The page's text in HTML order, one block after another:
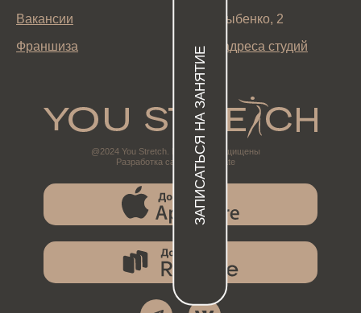
Вакансии
Франшиза
ул. Дыбенко, 2
Все адреса студий
@2024 You Stretch. Все права защищены
Разработка сайтов @katikate